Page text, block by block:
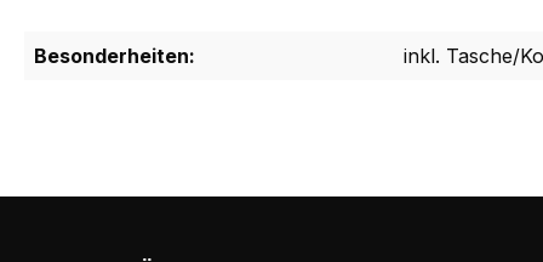
Besonderheiten: inkl. Tasche/